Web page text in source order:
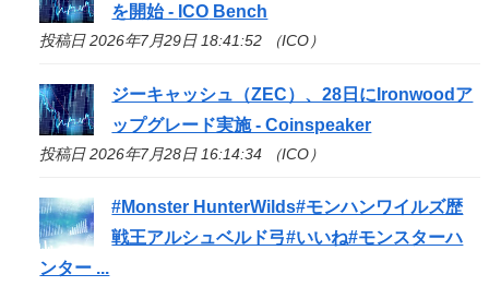
を開始 - ICO Bench
投稿日 2026年7月29日 18:41:52 （ICO）
ジーキャッシュ（ZEC）、28日にIronwoodア
ップグレード実施 - Coinspeaker
投稿日 2026年7月28日 16:14:34 （ICO）
#Monster HunterWilds#モンハンワイルズ歴
戦王アルシュベルド弓#いいね#モンスターハ
ンター ...